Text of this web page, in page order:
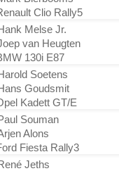
Clio Rally5
Melse Jr.
van Heugten
130i E87
Soetens
Goudsmit
Kadett GT/E
Souman
Alons
Fiesta Rally3
Jeths